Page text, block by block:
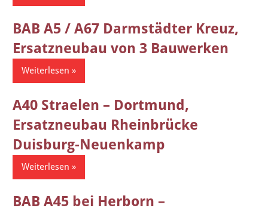
BAB A5 / A67 Darmstädter Kreuz,
Ersatzneubau von 3 Bauwerken
Weiterlesen
A40 Straelen – Dortmund,
Ersatzneubau Rheinbrücke
Duisburg-Neuenkamp
Weiterlesen
BAB A45 bei Herborn –